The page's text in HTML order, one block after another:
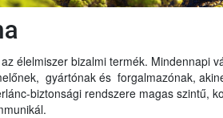
élelmiszer bizalmi termék. Mindennapi
gyártónak és forgalmazónak,
biztonsági rendszere magas szintű,